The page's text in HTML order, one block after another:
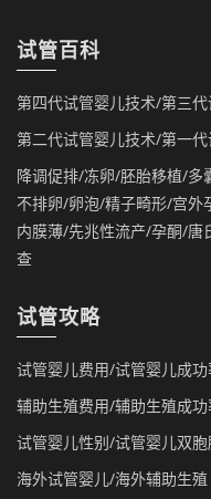
试管百科
第四代试管婴儿技术/第三
第二代试管婴儿技术/第一
降调促排/冻卵/胚胎移植/
不排卵/卵泡/精子畸形/宫
内膜薄/先兆性流产/孕酮/唐
查
试管攻略
试管婴儿费用/试管婴儿成
辅助生殖费用/辅助生殖成
试管婴儿性别/试管婴儿双
海外试管婴儿/海外辅助生殖